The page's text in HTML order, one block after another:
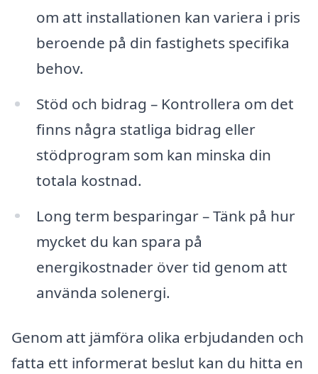
om att installationen kan variera i pris
beroende på din fastighets specifika
behov.
Stöd och bidrag – Kontrollera om det
finns några statliga bidrag eller
stödprogram som kan minska din
totala kostnad.
Long term besparingar – Tänk på hur
mycket du kan spara på
energikostnader över tid genom att
använda solenergi.
Genom att jämföra olika erbjudanden och
fatta ett informerat beslut kan du hitta en